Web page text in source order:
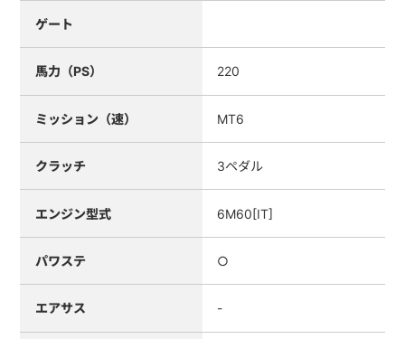
ゲート
馬力（PS） 220
ミッション（速） MT6
クラッチ 3ペダル
エンジン型式 6M60[IT]
パワステ ○
エアサス -